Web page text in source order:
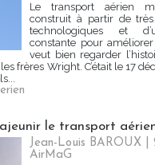
Le transport aérien
construit à partir de
technologiques et
constante pour améliorer
veut bien regarder
frères Wright. C’était le 17
le transport
Jean-Louis BAROUX
AirMaG